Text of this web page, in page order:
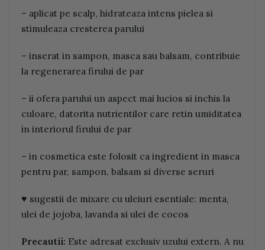
– aplicat pe scalp, hidrateaza intens pielea si
stimuleaza cresterea parului
– inserat in sampon, masca sau balsam, contribuie
la regenerarea firului de par
– ii ofera parului un aspect mai lucios si inchis la
culoare, datorita nutrientilor care retin umiditatea
in interiorul firului de par
– in cosmetica este folosit ca ingredient in masca
pentru par, sampon, balsam si diverse seruri
♥ sugestii de mixare cu uleiuri esentiale: menta,
ulei de jojoba, lavanda si ulei de cocos
Precautii: Este adresat exclusiv uzului extern. A nu